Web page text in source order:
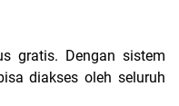
gratis. Dengan sistem
diakses oleh seluruh